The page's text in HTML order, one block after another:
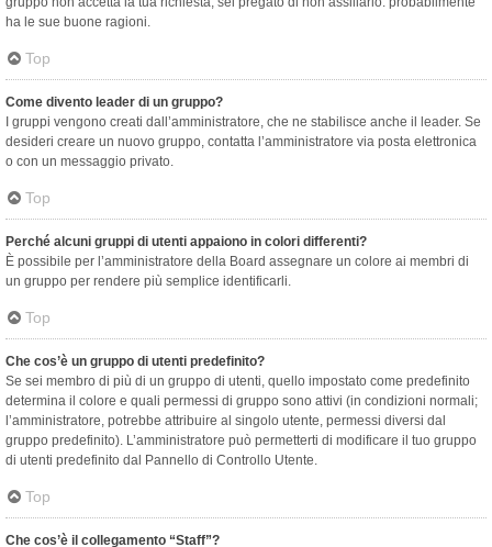
ha le sue buone ragioni.
Top
Come divento leader di un gruppo?
I gruppi vengono creati dall’amministratore, che ne stabilisce anche il leader. Se
desideri creare un nuovo gruppo, contatta l’amministratore via posta elettronica
o con un messaggio privato.
Top
Perché alcuni gruppi di utenti appaiono in colori differenti?
È possibile per l’amministratore della Board assegnare un colore ai membri di
un gruppo per rendere più semplice identificarli.
Top
Che cos’è un gruppo di utenti predefinito?
Se sei membro di più di un gruppo di utenti, quello impostato come predefinito
determina il colore e quali permessi di gruppo sono attivi (in condizioni normali;
l’amministratore, potrebbe attribuire al singolo utente, permessi diversi dal
gruppo predefinito). L’amministratore può permetterti di modificare il tuo gruppo
di utenti predefinito dal Pannello di Controllo Utente.
Top
Che cos’è il collegamento “Staff”?